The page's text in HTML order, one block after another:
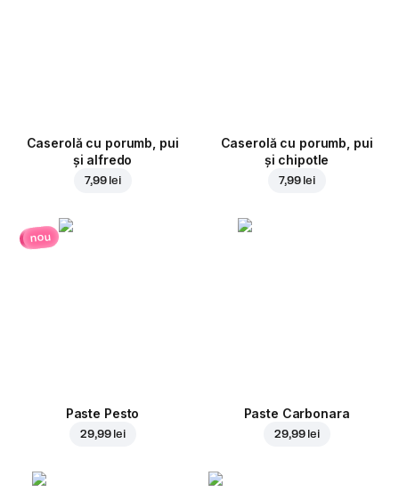
Caserolă cu porumb, pui
și alfredo
7,99 lei
Caserolă cu porumb, pui
și chipotle
7,99 lei
nou
Paste Pesto
29,99 lei
Paste Carbonara
29,99 lei